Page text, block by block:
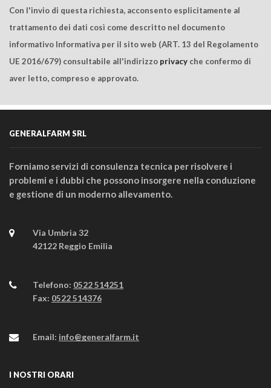
Con l'invio di questa richiesta, acconsento esplicitamente al
trattamento dei dati così come descritto nel documento
informativo Informativa per il sito web (ART. 13 del Regolamento
UE 2016/679) consultabile all'indirizzo privacy che confermo di
aver letto, compreso e approvato.
GENERALFARM SRL
Forniamo servizi di consulenza tecnica per risolvere i
problemi e i dubbi che possono insorgere nella conduzione
e gestione di un moderno allevamento.
Via Umbria 32
42122 Reggio Emilia
Telefono: 0522 514251
Fax: 0522 514376
Email: info@generalfarm.it
I NOSTRI ORARI